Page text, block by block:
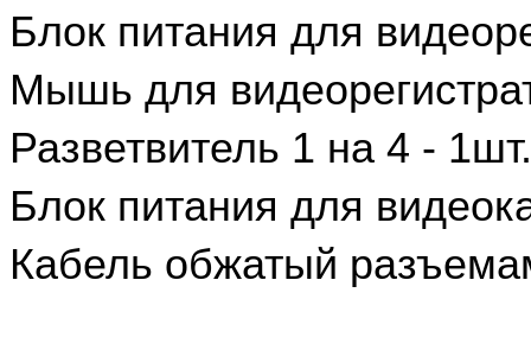
Блок питания для
Мышь для
Разветвитель 1 на 4 - 1шт.
Блок питания для
Кабель обжатый